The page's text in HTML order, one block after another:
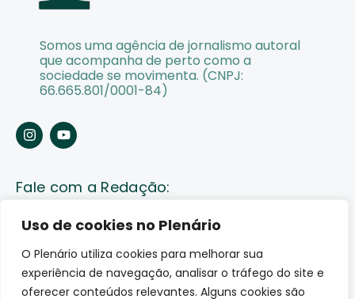
Uso de cookies no Plenário
O Plenário utiliza cookies para melhorar sua
experiência de navegação, analisar o tráfego do site e
oferecer conteúdos relevantes. Alguns cookies são
Somos uma agência de jornalismo autoral
que acompanha de perto como a
sociedade se movimenta. (CNPJ:
66.665.801/0001-84)
Fale com a Redação:
Enviar pauta
Fale conosco
Av. Lauro Sodré, 1259. Olaria – Porto Velho (RO)